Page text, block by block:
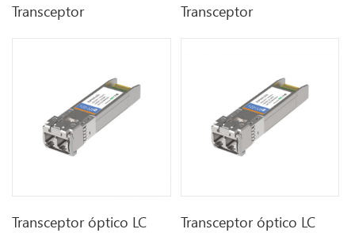
Transceptor
Transceptor
Transceptor óptico LC
Transceptor óptico LC